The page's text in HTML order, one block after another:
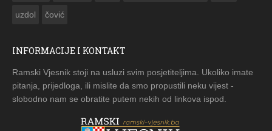
uzdol čović
INFORMACIJE I KONTAKT
Ramski Vjesnik stoji na usluzi svim posjetiteljima. Ukoliko imate
pitanja, prijedloga, ili mislite da smo propustili neku vijest -
slobodno nam se obratite putem nekih od linkova ispod.